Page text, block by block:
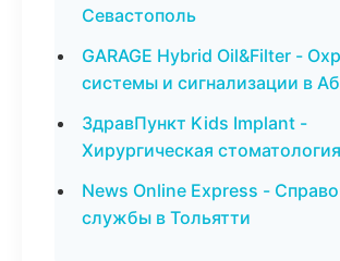
Севастополь
GARAGE Hybrid Oil&Filter -
системы и сигнализации в
ЗдравПункт Kids Implant -
Хирургическая
News Online Express -
службы в Тольятти